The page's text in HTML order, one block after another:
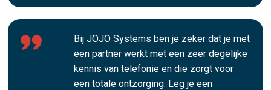
Bij JOJO Systems ben je zeker dat je met
een partner werkt met een zeer degelijke
kennis van telefonie en die zorgt voor
een totale ontzorging. Leg je een